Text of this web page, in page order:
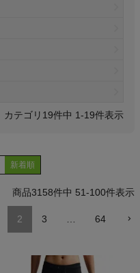
19件中 1-19件表示
新着順
3158件中 51-100件表示
2 3 … 64